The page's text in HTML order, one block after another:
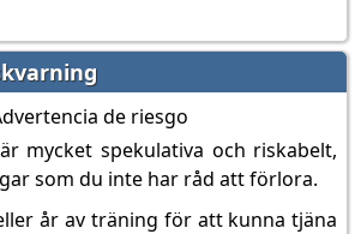
mycket spekulativa och riskabelt,
som du inte har råd att förlora.
år av träning för att kunna tjäna